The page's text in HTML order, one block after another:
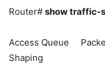
Router#show traffic-
Access Queue
Shaping